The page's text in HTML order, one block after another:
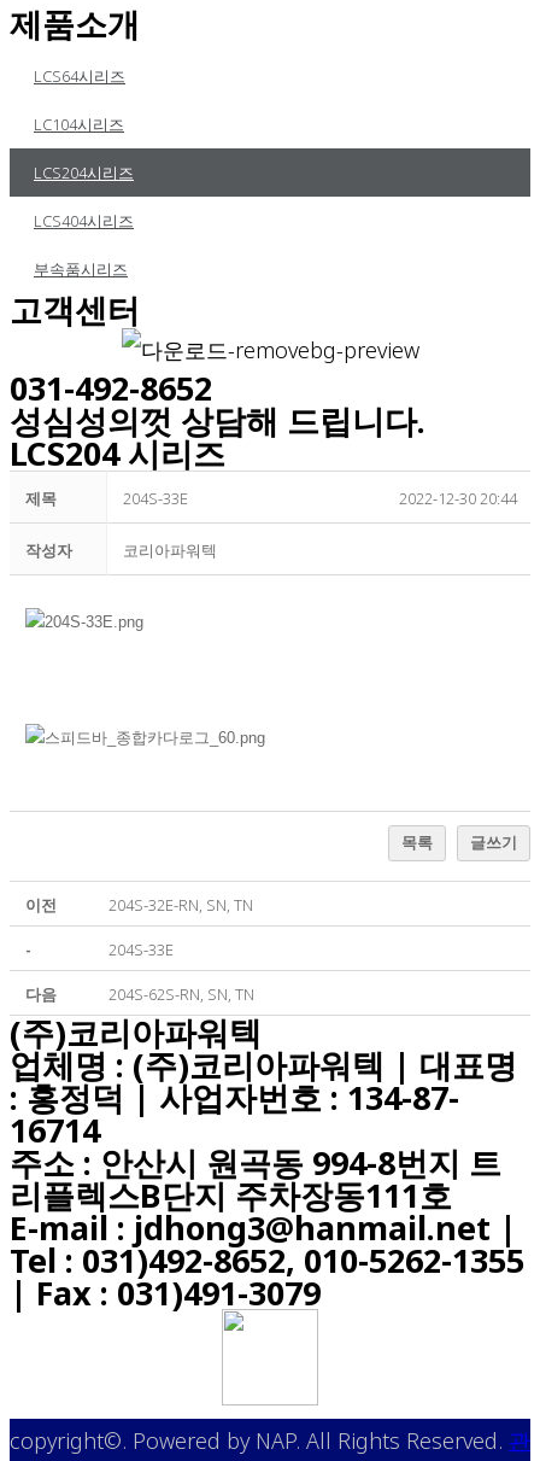
제품소개
LCS64시리즈
LC104시리즈
LCS204시리즈
LCS404시리즈
부속품시리즈
고객센터
031-492-8652
성심성의껏 상담해 드립니다.
LCS204 시리즈
제목 204S-33E 2022-12-30 20:44
작성자 코리아파워텍
목록 글쓰기
이전 204S-32E-RN, SN, TN
- 204S-33E
다음 204S-62S-RN, SN, TN
(주)코리아파워텍
업체명 : (주)코리아파워텍 | 대표명
: 홍정덕 | 사업자번호 : 134-87-
16714
주소 : 안산시 원곡동 994-8번지 트
리플렉스B단지 주차장동111호
E-mail : jdhong3@hanmail.net |
Tel : 031)492-8652, 010-5262-1355
| Fax : 031)491-3079
copyright©. Powered by NAP. All Rights Reserved. 관